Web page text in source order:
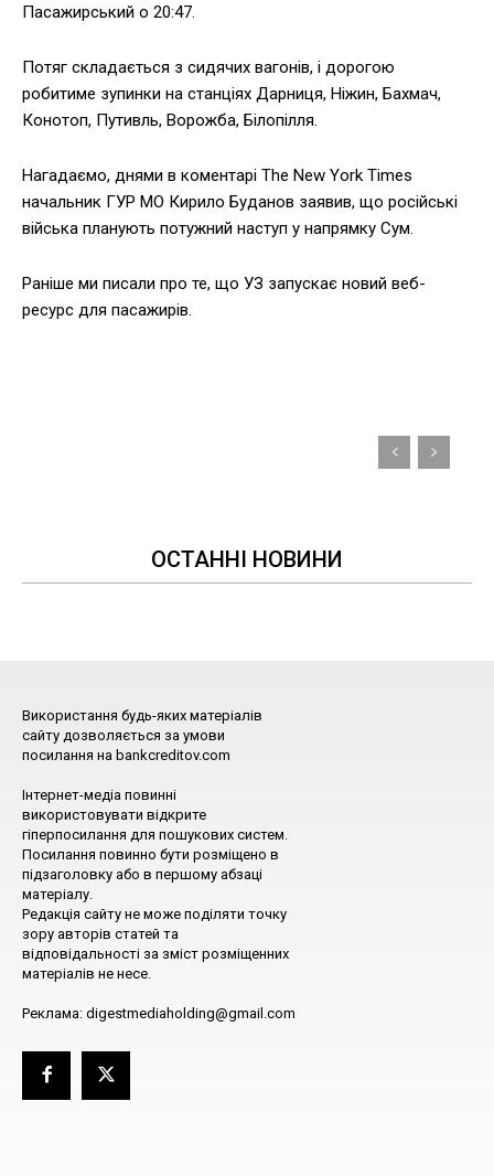
Пасажирський о 20:47.
Потяг складається з сидячих вагонів, і дорогою
робитиме зупинки на станціях Дарниця, Ніжин, Бахмач,
Конотоп, Путивль, Ворожба, Білопілля.
Нагадаємо, днями в коментарі The New York Times
начальник ГУР МО Кирило Буданов заявив, що російські
війська планують потужний наступ у напрямку Сум.
Раніше ми писали про те, що УЗ запускає новий веб-
ресурс для пасажирів.
ОСТАННІ НОВИНИ
Використання будь-яких матеріалів
сайту дозволяється за умови
посилання на bankcreditov.com
Інтернет-медіа повинні
використовувати відкрите
гіперпосилання для пошукових систем.
Посилання повинно бути розміщено в
підзаголовку або в першому абзаці
матеріалу.
Редакція сайту не може поділяти точку
зору авторів статей та
відповідальності за зміст розміщенних
матеріалів не несе.
Реклама: digestmediaholding@gmail.com